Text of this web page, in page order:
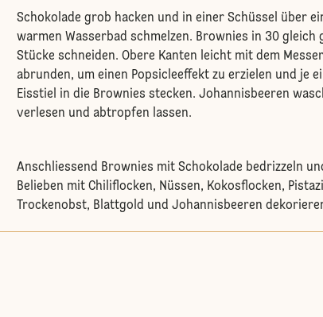
Schokolade grob hacken und in einer Schüssel über
warmen Wasserbad schmelzen. Brownies in 30 gleich
Stücke schneiden. Obere Kanten leicht mit dem Messer
abrunden, um einen Popsicleeffekt zu erzielen und je
Eisstiel in die Brownies stecken. Johannisbeeren
verlesen und abtropfen lassen.
Anschliessend Brownies mit Schokolade bedrizzeln
Belieben mit Chiliflocken, Nüssen, Kokosflocken,
Trockenobst, Blattgold und Johannisbeeren